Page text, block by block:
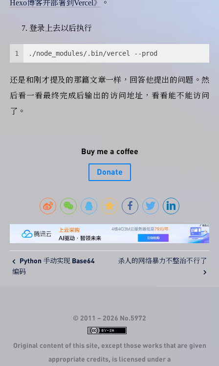
Hexo博客并部署到Vercel》
。
登录上去以后执行
1 ./node_modules/.bin/vercel --prod
还是和刚才提及的那篇文章一样，回答他提出的问题。然
后看一看最终完成后输出的访问地址，看看能不能访问
了。
Buy me a coffee
Donate
Python 手动实现 Base64
编码
杀人的网络暴力不整治不行了
© 2011 – 2026 No.5972
Original content of this site, except those works that are given
appropriate credits, is licensed under a